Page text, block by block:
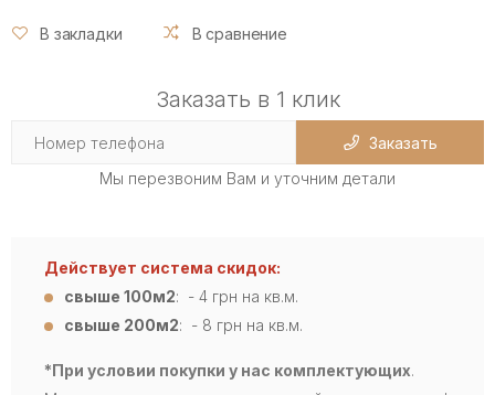
В закладки В сравнение
Заказать в 1 клик
Заказать
Мы перезвоним Вам и уточним детали
Действует система скидок:
свыше 100м2: - 4 грн на кв.м.
свыше 200м2: - 8 грн на кв.м.
*При условии покупки у нас комплектующих.